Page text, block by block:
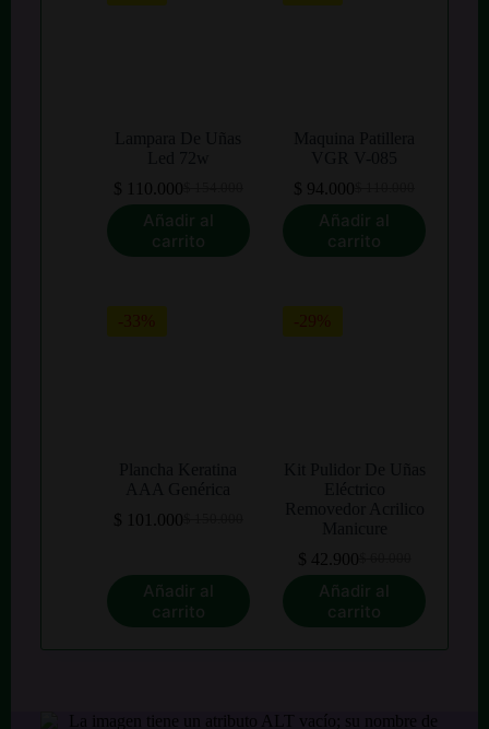
El
precio
original
$ 110.000
El
precio
actual
Añadir al
carrito
El
precio
original
$ 94.000El
precio
actual
Añadir al
carrito
-33%
El
era:
$ 150.000.
$ 101.000
El
es:
$ 101.000.
Añadir al
carrito
-29%
El
precio
original
$ 42.900El
precio
actual
Añadir al
carrito